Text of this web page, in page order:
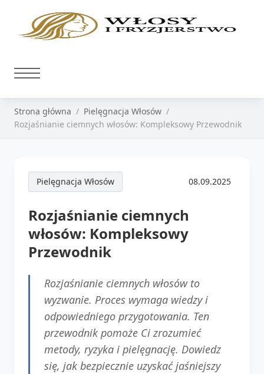
Strona główna
Pielęgnacja Włosów
Rozjaśnianie ciemnych włosów: Kompleksowy Przewodnik
Pielęgnacja Włosów 08.09.2025
Rozjaśnianie ciemnych
włosów: Kompleksowy
Przewodnik
Rozjaśnianie ciemnych włosów to
wyzwanie. Proces wymaga wiedzy i
odpowiedniego przygotowania. Ten
przewodnik pomoże Ci zrozumieć
metody, ryzyka i pielęgnację. Dowiedz
się, jak bezpiecznie uzyskać jaśniejszy